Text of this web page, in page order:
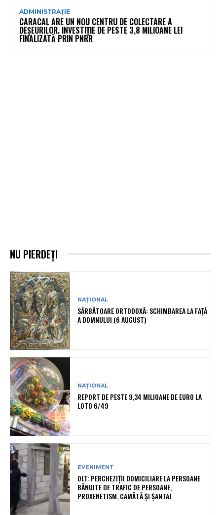
ADMINISTRAȚIE
CARACAL ARE UN NOU CENTRU DE COLECTARE A
DEȘEURILOR. INVESTIȚIE DE PESTE 3,8 MILIOANE LEI
FINALIZATĂ PRIN PNRR
NU PIERDEȚI
NAȚIONAL
SĂRBĂTOARE ORTODOXĂ: SCHIMBAREA LA FAȚĂ
A DOMNULUI (6 AUGUST)
NAȚIONAL
REPORT DE PESTE 9,34 MILIOANE DE EURO LA
LOTO 6/49
EVENIMENT
OLT: PERCHEZIŢII DOMICILIARE LA PERSOANE
BĂNUITE DE TRAFIC DE PERSOANE,
PROXENETISM, CAMĂTĂ ŞI ŞANTAJ